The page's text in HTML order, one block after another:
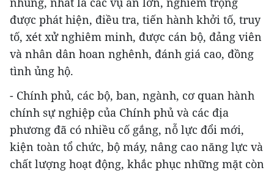
được phát hiện, điều tra, tiến hành khởi tố, truy
tố, xét xử nghiêm minh, được cán bộ, đảng viên
và nhân dân hoan nghênh, đánh giá cao, đồng
tình ủng hộ.
- Chính phủ, các bộ, ban, ngành, cơ quan hành
chính sự nghiệp của Chính phủ và các địa
phương đã có nhiều cố gắng, nỗ lực đổi mới,
kiện toàn tổ chức, bộ máy, nâng cao năng lực và
chất lượng hoạt động, khắc phục những mặt còn